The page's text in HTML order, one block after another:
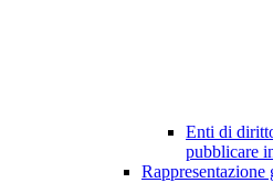
Enti di
pubblicare
Rappresentazione